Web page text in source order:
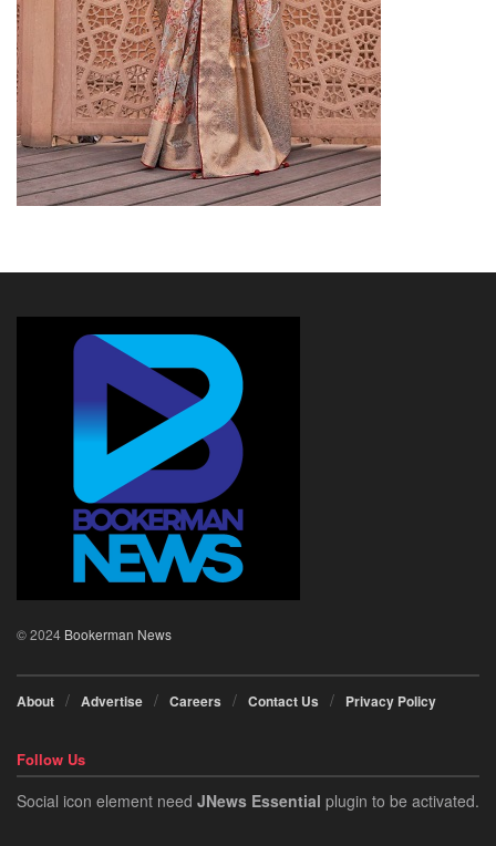
© 2024 Bookerman News
About Advertise Careers Contact Us Privacy Policy
Follow Us
Social icon element need JNews Essential plugin to be activated.